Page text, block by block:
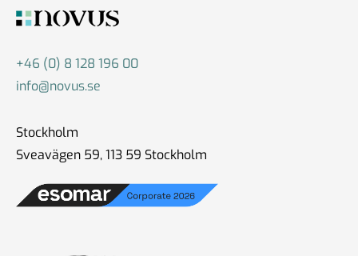
+46 (0) 8 128 196 00
info@novus.se
Stockholm
Sveavägen 59, 113 59 Stockholm